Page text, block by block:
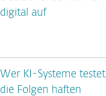
digital auf
Wer KI-Systeme
die Folgen haften